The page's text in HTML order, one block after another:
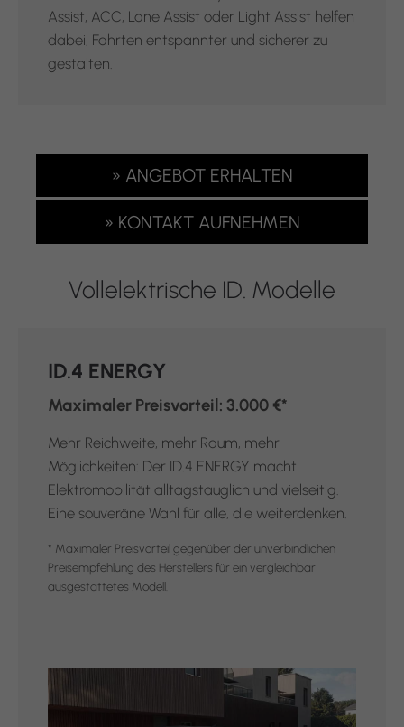
Assist, ACC, Lane Assist oder Light Assist helfen
dabei, Fahrten entspannter und sicherer zu
gestalten.
» ANGEBOT ERHALTEN
» KONTAKT AUFNEHMEN
Vollelektrische ID. Modelle
ID.4 ENERGY
Maximaler Preisvorteil: 3.000 €*
Mehr Reichweite, mehr Raum, mehr
Möglichkeiten: Der ID.4 ENERGY macht
Elektromobilität alltagstauglich und vielseitig.
Eine souveräne Wahl für alle, die weiterdenken.
* Maximaler Preisvorteil gegenüber der unverbindlichen
Preisempfehlung des Herstellers für ein vergleichbar
ausgestattetes Modell.